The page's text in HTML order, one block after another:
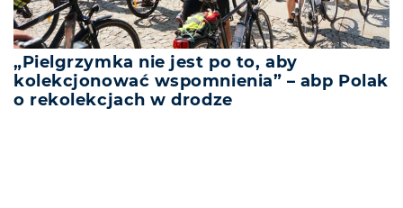
„Pielgrzymka nie jest po to, aby
kolekcjonować wspomnienia” – abp Polak
o rekolekcjach w drodze